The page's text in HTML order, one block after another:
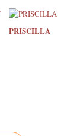
PRISCILLA